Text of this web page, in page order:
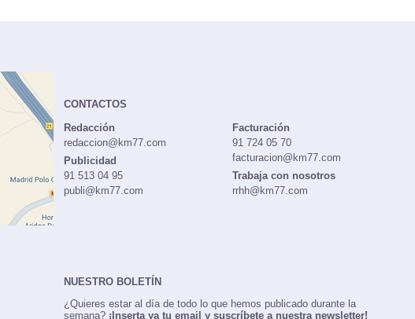
CONTACTOS
Redacción
redaccion@km77.com
Publicidad
91 513 04 95
publi@km77.com
Facturación
91 724 05 70
facturacion@km77.com
Trabaja con nosotros
rrhh@km77.com
NUESTRO BOLETÍN
¿Quieres estar al día de todo lo que hemos publicado durante la
semana? ¡Inserta ya tu email y suscríbete a nuestra newsletter!